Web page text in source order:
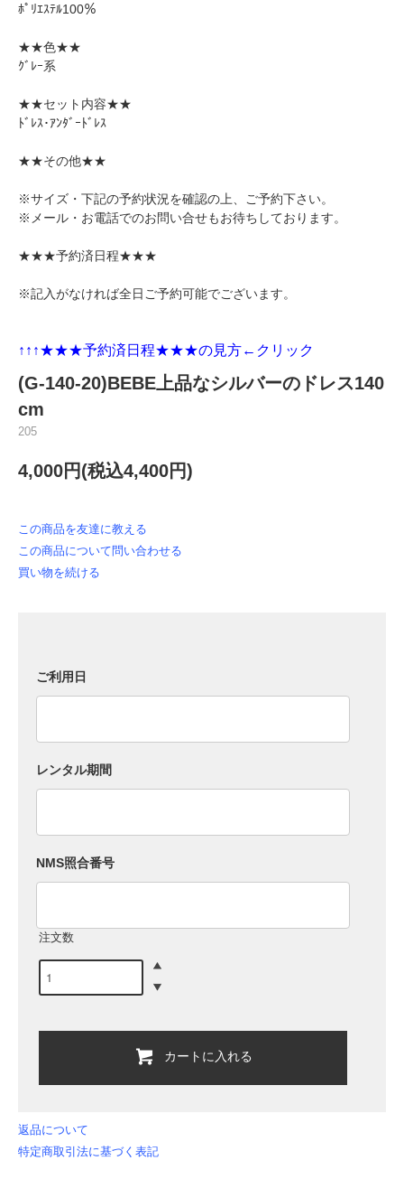
ﾎﾟﾘｴｽﾃﾙ100％
★★色★★
ｸﾞﾚｰ系
★★セット内容★★
ﾄﾞﾚｽ･ｱﾝﾀﾞｰﾄﾞﾚｽ
★★その他★★
※サイズ・下記の予約状況を確認の上、ご予約下さい。
※メール・お電話でのお問い合せもお待ちしております。
★★★予約済日程★★★
※記入がなければ全日ご予約可能でございます。
↑↑↑★★★予約済日程★★★の見方←クリック
(G-140-20)BEBE上品なシルバーのドレス140
cm
205
4,000円(税込4,400円)
この商品を友達に教える
この商品について問い合わせる
買い物を続ける
ご利用日
レンタル期間
NMS照合番号
注文数
カートに入れる
返品について
特定商取引法に基づく表記